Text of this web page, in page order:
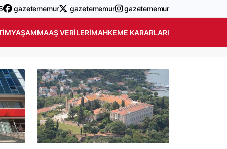
gazetememur gazetememur gazetememur
YAŞAMMAAŞ VERILERIMAHKEME KARARLARI